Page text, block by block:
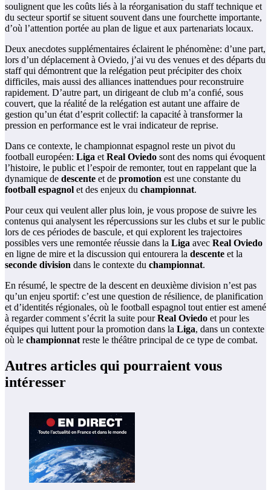
soulignent que les coûts liés à la réorganisation du staff technique et
du secteur sportif se situent souvent dans une fourchette importante,
d’où l’attention portée au plan de ligue et aux partenariats locaux.
Deux anecdotes supplémentaires éclairent le phénomène: d’une part,
lors d’un déplacement à Oviedo, j’ai vu des venues et des départs du
staff qui démontrent que la relégation peut précipiter des choix
difficiles, mais aussi des alliances inattendues pour reconstruire
rapidement. D’autre part, un dirigeant de club m’a confié, sous
couvert, que la réalité de la relégation est autant une affaire de
gestion qu’un état d’esprit collectif: la capacité à transformer la
pression en performance est le vrai indicateur de reprise.
Dans ce contexte, le championnat espagnol reste un pivot du
football européen: Liga et Real Oviedo sont des noms qui évoquent
l’histoire, le public et l’espoir de remonter, tout en rappelant que la
dynamique de descente et de promotion est une constante du
football espagnol et des enjeux du championnat.
Pour ceux qui veulent aller plus loin, je vous propose de suivre les
contenus qui analysent les répercussions sur les clubs et sur le public
lors de ces périodes de bascule, et qui explorent les trajectoires
possibles vers une remontée réussie dans la Liga avec Real Oviedo
en ligne de mire et la discussion qui entourera la descente et la
seconde division dans le contexte du championnat.
En résumé, le spectre de la descent en deuxième division n’est pas
qu’un enjeu sportif: c’est une question de résilience, de planification
et d’identités régionales, où le football espagnol tout entier est amené
à regarder comment s’écrit la suite pourReal Oviedo et pour les
équipes qui luttent pour la promotion dans la Liga, dans un contexte
où le championnat reste le théâtre principal de ce type de combat.
Autres articles qui pourraient vous
intéresser